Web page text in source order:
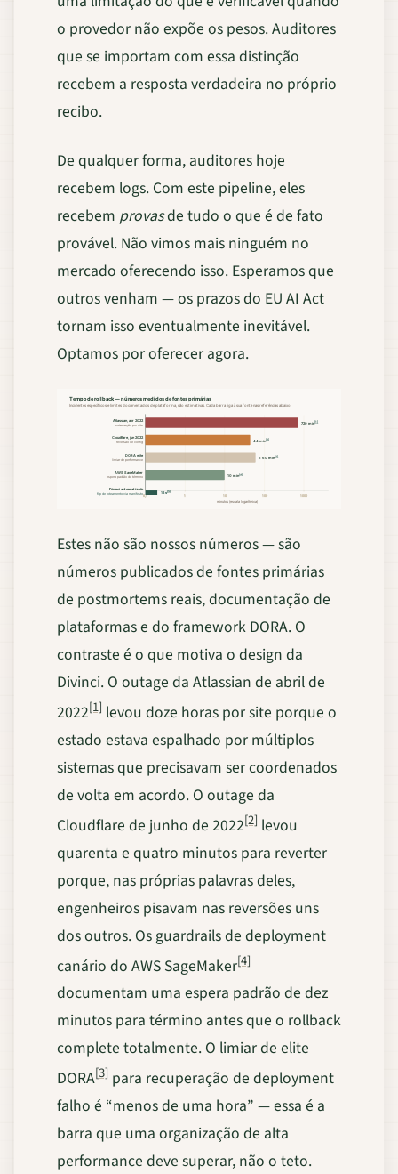
o provedor não expõe os pesos. Auditores
que se importam com essa distinção
recebem a resposta verdadeira no próprio
recibo.
De qualquer forma, auditores hoje
recebem logs. Com este pipeline, eles
recebem provasde tudo o que é de fato
provável. Não vimos mais ninguém no
mercado oferecendo isso. Esperamos que
outros venham — os prazos do EU AI Act
tornam isso eventualmente inevitável.
Optamos por oferecer agora.
Tempo de rollback — números medidos de fontes primárias
Incidentes específicos e limites documentados de plataforma, não estimativas. Cada barra liga à sua fonte nas referências abaixo.
0,1
minutos (escala logarítmica)
Atlassian, abr 2022
restauração por site 720 min[1]
Cloudflare, jun 2022
reversão de config 44 min [2]
DORA elite
limiar de performance < 60 min [3]
AWS SageMaker
espera padrão de término 10 min [4]
Divinci automatizado
flip de roteamento via manifesto 12 s[5]
Estes não são nossos números — são
números publicados de fontes primárias
de postmortems reais, documentação de
plataformas e do framework DORA. O
contraste é o que motiva o design da
Divinci. O outage da Atlassian de abril de
2022[1] levou doze horas por site porque o
estado estava espalhado por múltiplos
sistemas que precisavam ser coordenados
de volta em acordo. O outage da
Cloudflare de junho de 2022[2] levou
quarenta e quatro minutos para reverter
porque, nas próprias palavras deles,
engenheiros pisavam nas reversões uns
dos outros. Os guardrails de deployment
canário do AWS SageMaker[4]
documentam uma espera padrão de dez
minutos para término antes que o rollback
complete totalmente. O limiar de elite
DORA[3] para recuperação de deployment
falho é “menos de uma hora” — essa é a
barra que uma organização de alta
performance deve superar, não o teto.